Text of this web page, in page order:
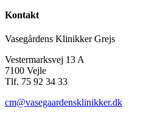
Kontakt
Vasegårdens Klinikker Grejs
Vestermarksvej 13 A
7100 Vejle
Tlf. 75 92 34 33
cm@vasegaardensklinikker.dk